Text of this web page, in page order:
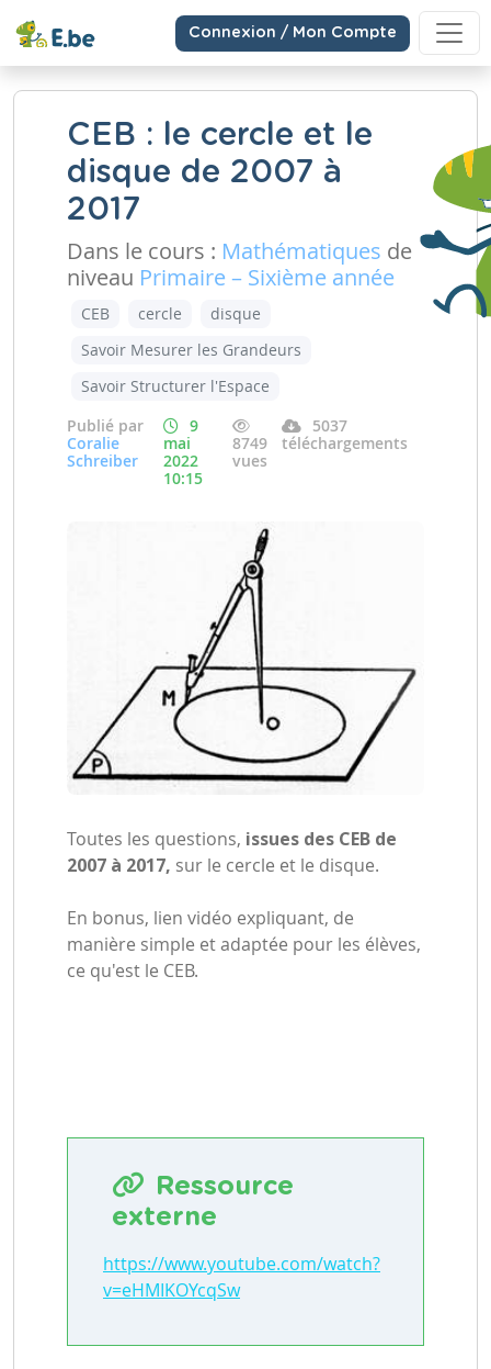
Connexion / Mon Compte
CEB : le cercle et le
disque de 2007 à
2017
Dans le cours : Mathématiques de
niveau Primaire – Sixième année
CEB cercle
disque
Savoir Mesurer les Grandeurs
Savoir Structurer l'Espace
Publié par
Coralie
Schreiber
9
mai
2022
10:15
8749
vues
5037
téléchargements
Toutes les questions, issues des CEB de
2007 à 2017, sur le cercle et le disque.
En bonus, lien vidéo expliquant, de
manière simple et adaptée pour les élèves,
ce qu'est le CEB.
Ressource
externe
https://www.youtube.com/watch?
v=eHMIKOYcqSw